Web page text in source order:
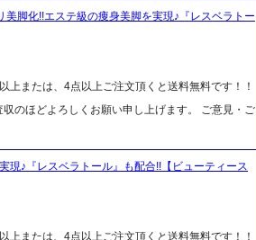
脚化!!エステ級の痩身美脚を実現♪『レスベラトー
上または、4点以上ご注文頂くと送料無料です！！
のほどよろしくお願い申し上げます。 ご意見・ご
♪『レスベラトール』も配合!!【ビューティース
上または、4点以上ご注文頂くと送料無料です！！